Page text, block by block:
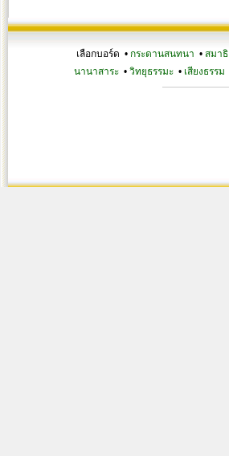
เลือกบอร์ด • กระดานสนทนา • สมาธิ
นานาสาระ• วิทยุธรรมะ• เสียงธรรม